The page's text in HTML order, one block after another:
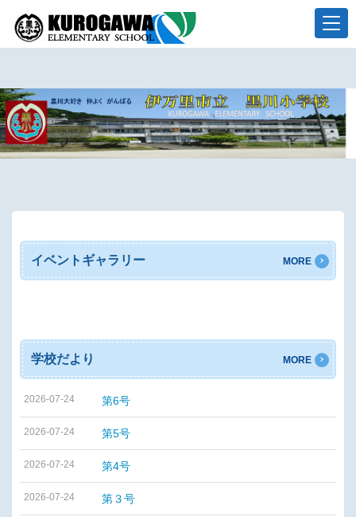
イベントギャラリー MORE
学校だより MORE
2026-07-24 第6号
2026-07-24 第5号
2026-07-24 第4号
2026-07-24 第３号